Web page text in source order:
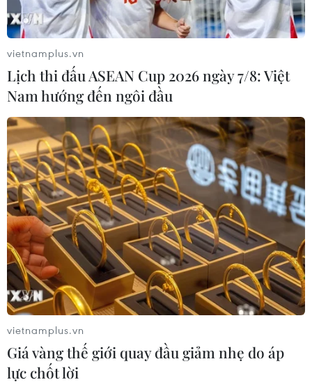
vietnamplus.vn
Lịch thi đấu ASEAN Cup 2026 ngày 7/8: Việt
Nam hướng đến ngôi đầu
vietnamplus.vn
Giá vàng thế giới quay đầu giảm nhẹ do áp
lực chốt lời